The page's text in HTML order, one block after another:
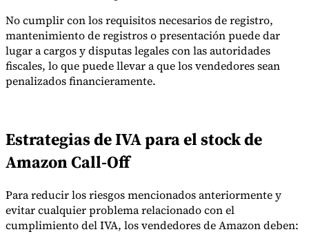
No cumplir con los requisitos necesarios de registro,
mantenimiento de registros o presentación puede dar
lugar a cargos y disputas legales con las autoridades
fiscales, lo que puede llevar a que los vendedores sean
penalizados financieramente.
Estrategias de IVA para el stock de
Amazon Call-Off
Para reducir los riesgos mencionados anteriormente y
evitar cualquier problema relacionado con el
cumplimiento del IVA, los vendedores de Amazon deben: